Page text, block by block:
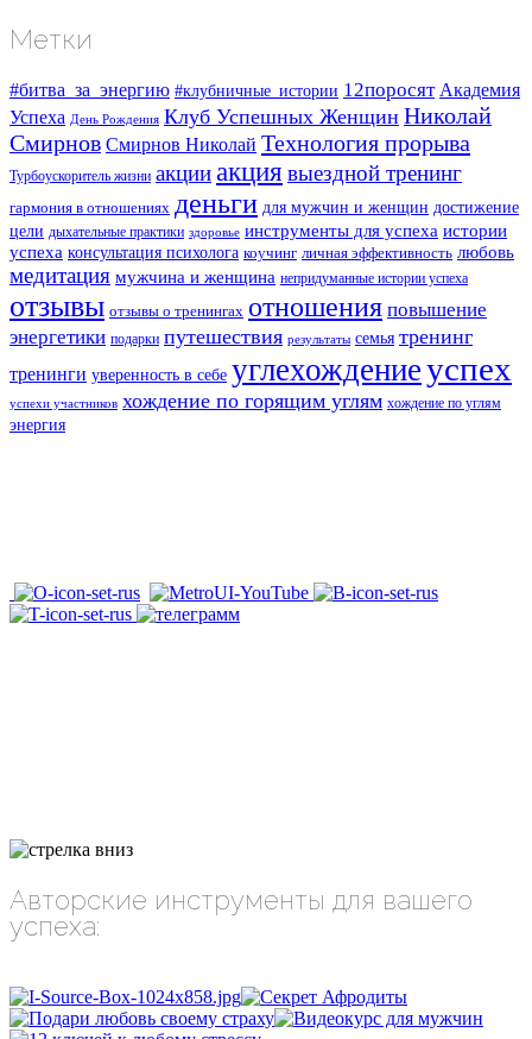
Метки
#битва_за_энергию #клубничные_истории 12поросят Академия
Успеха День Рождения Клуб Успешных Женщин Николай
Смирнов Смирнов Николай Технология прорыва
Турбоускоритель жизни акцииакция выездной тренинг
гармония в отношениях деньги для мужчин и женщин достижение
цели дыхательные практики здоровье инструменты для успеха истории
успеха консультация психолога коучинг личная эффективность любовь
медитация мужчина и женщина непридуманные истории успеха
отзывы отзывы о тренингах отношения повышение
энергетики подарки путешествия результаты семья тренинг
тренинги уверенность в себе углехождениеуспех
успехи участников хождение по горящим углям хождение по углям
энергия
Авторские инструменты для вашего
успеха: